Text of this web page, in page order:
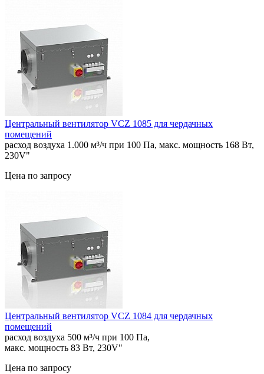
Центральный вентилятор VCZ 1085 для чердачных
помещений
расход воздуха 1.000 м³/ч при 100 Па, макс. мощность 168 Вт,
230V"
Цена по запросу
Центральный вентилятор VCZ 1084 для чердачных
помещений
расход воздуха 500 м³/ч при 100 Па,
макс. мощность 83 Вт, 230V"
Цена по запросу